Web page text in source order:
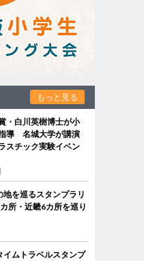
もっと見る
・白川英樹博士が小
導 名城大学が講演
スチック実験イベン
を巡るスタンプラリ
所・近畿6カ所を巡り
イムトラベルスタンプ